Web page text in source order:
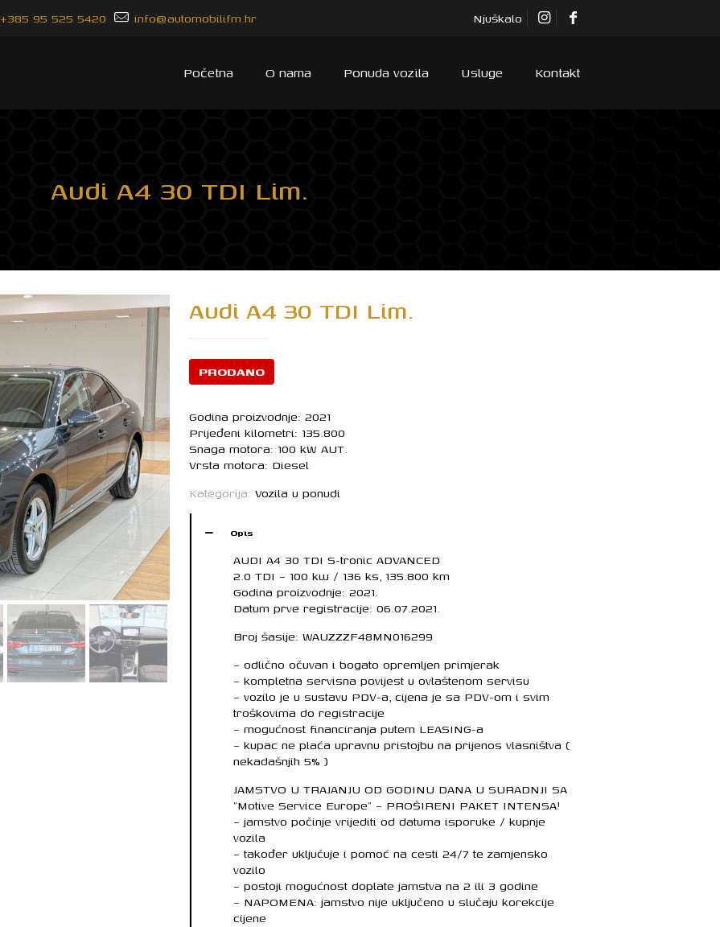
+385 95 525 5420 info@automobilifm.hr Njuškalo
Početna O nama Ponuda vozila Usluge Kontakt
Audi A4 30 TDI Lim.
Audi A4 30 TDI Lim.
PRODANO
Godina proizvodnje: 2021
Prijeđeni kilometri: 135.800
Snaga motora: 100 kW AUT.
Vrsta motora: Diesel
Kategorija: Vozila u ponudi
Opis
AUDI A4 30 TDI S-tronic ADVANCED
2.0 TDI – 100 kw / 136 ks, 135.800 km
Godina proizvodnje: 2021.
Datum prve registracije: 06.07.2021.
Broj šasije: WAUZZZF48MN016299
– odlično očuvan i bogato opremljen primjerak
– kompletna servisna povijest u ovlaštenom servisu
– vozilo je u sustavu PDV-a, cijena je sa PDV-om i svim
troškovima do registracije
– mogućnost financiranja putem LEASING-a
– kupac ne plaća upravnu pristojbu na prijenos vlasništva (
nekadašnjih 5% )
JAMSTVO U TRAJANJU OD GODINU DANA U SURADNJI SA
“Motive Service Europe” – PROŠIRENI PAKET INTENSA!
– jamstvo počinje vrijediti od datuma isporuke / kupnje
vozila
– također uključuje i pomoć na cesti 24/7 te zamjensko
vozilo
– postoji mogućnost doplate jamstva na 2 ili 3 godine
– NAPOMENA: jamstvo nije uključeno u slučaju korekcije
cijene